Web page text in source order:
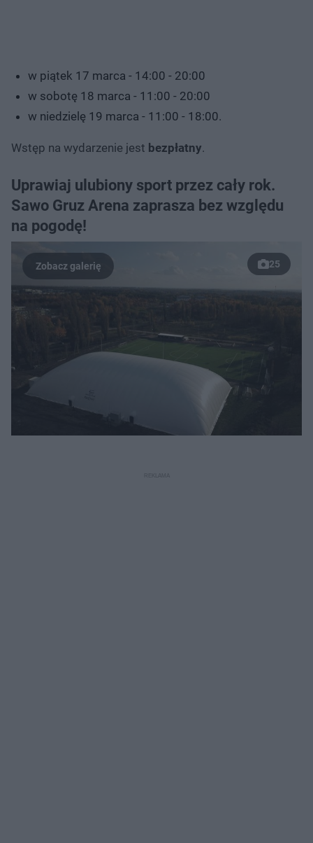
w piątek 17 marca - 14:00 - 20:00
w sobotę 18 marca - 11:00 - 20:00
w niedzielę 19 marca - 11:00 - 18:00.
Wstęp na wydarzenie jest bezpłatny.
Uprawiaj ulubiony sport przez cały rok.
Sawo Gruz Arena zaprasza bez względu
na pogodę!
25